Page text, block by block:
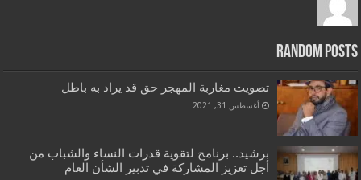
Random Posts
تصويت مغاربة المهجر حق قد يراد به باطل
أغسطس 31, 2021
برشيد.. برنامج لتقوية قدرات النساء والشباب من
أجل تعزيز المشاركة في تدبير الشأن العام